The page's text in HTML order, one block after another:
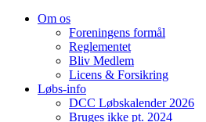
Om os
Foreningens formål
Reglementet
Bliv Medlem
Licens & Forsikring
Løbs-info
DCC Løbskalender 2026
Bruges ikke pt. 2024